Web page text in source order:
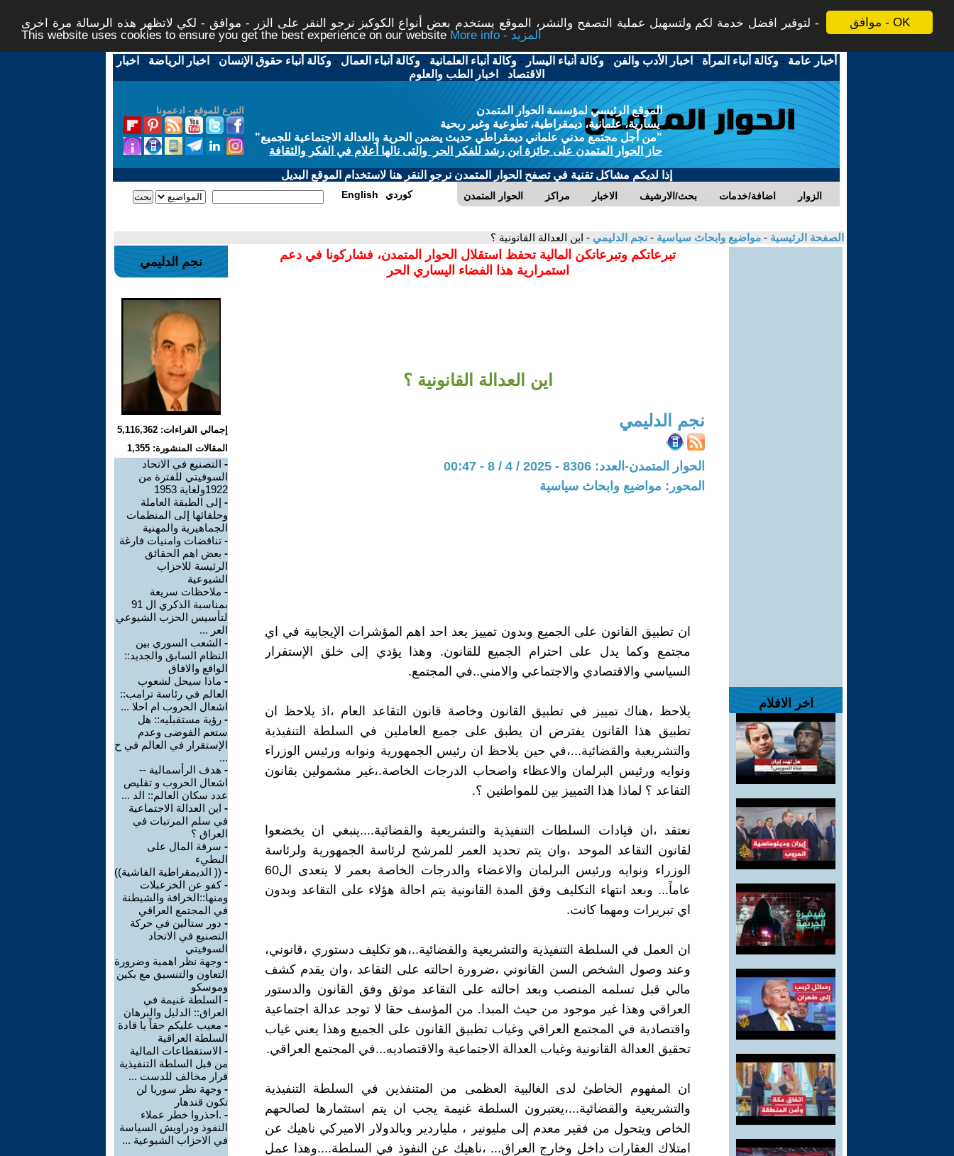
موافق - OK
لتوفير افضل خدمة لكم ولتسهيل عملية التصفح والنشر، الموقع يستخدم بعض أنواع الكوكيز نرجو النقر على الزر - موافق - لكي لاتظهر هذه الرسالة مرة اخرى -
This website uses cookies to ensure you get the best experience on our website
More info - المزيد
أخبار عامة -وكالة أنباء المرأة - اخبار الأدب والفن -وكالة أنباء اليسار -وكالة أنباء العلمانية -وكالة أنباء العمال -وكالة أنباء حقوق الإنسان - اخبار الرياضة - اخبار
الاقتصاد - اخبار الطب والعلوم
التبرع للموقع - ادعمونا
الموقع الرئيسي لمؤسسة الحوار المتمدن
يسارية، علمانية، ديمقراطية، تطوعية وغير ربحية
"من أجل مجتمع مدني علماني ديمقراطي حديث يضمن الحرية والعدالة الاجتماعية للجميع"
حاز الحوار المتمدن على جائزة ابن رشد للفكر الحر والتى نالها أعلام في الفكر والثقافة
إذا لديكم مشاكل تقنية في تصفح الحوار المتمدن نرجو النقر هنا لاستخدام الموقع البديل
الحوار المتمدن مراكز الاخبار بحث/الارشيف اضافة/خدمات الزوار English كوردي
الصفحة الرئيسية - مواضيع وابحاث سياسية - نجم الدليمي - اين العدالة القانونية ؟
اخر الافلام
تبرعاتكم وتبرعاتكن المالية تحفظ استقلال الحوار المتمدن، فشاركونا في دعم
استمرارية هذا الفضاء اليساري الحر
اين العدالة القانونية ؟
نجم الدليمي
الحوار المتمدن-العدد: 8306 - 2025 / 4 / 8 - 00:47
المحور: مواضيع وابحاث سياسية
ان تطبيق القانون على الجميع وبدون تمييز يعد احد اهم المؤشرات الإيجابية في اي
مجتمع وكما يدل على احترام الجميع للقانون. وهذا يؤدي إلى خلق الإستقرار
السياسي والاقتصادي والاجتماعي والامني..في المجتمع.
يلاحظ ،هناك تمييز في تطبيق القانون وخاصة قانون التقاعد العام ،اذ يلاحظ ان
تطبيق هذا القانون يفترض ان يطبق على جميع العاملين في السلطة التنفيذية
والتشريعية والقضائية...،في حين يلاحظ ان رئيس الجمهورية ونوابه ورئيس الوزراء
ونوايه ورئيس البرلمان والاعظاء واصحاب الدرجات الخاصة.،غير مشمولين بقانون
التقاعد ؟ لماذا هذا التمييز بين للمواطنين ؟.
نعتقد ،ان قيادات السلطات التنفيذية والتشريعية والقضائية....ينبغي ان يخضعوا
لقانون التقاعد الموحد ،وان يتم تحديد العمر للمرشح لرئاسة الجمهورية ولرئاسة
الوزراء ونوايه ورئيس البرلمان والاعضاء والدرجات الخاصة بعمر لا يتعدى ال60
عاماً... وبعد انتهاء التكليف وفق المدة القانونية يتم احالة هؤلاء على التقاعد وبدون
اي تبريرات ومهما كانت.
ان العمل في السلطة التنفيذية والتشريعية والقضائية..،هو تكليف دستوري ،قانوني،
وعند وصول الشخص السن القانوني ،ضرورة احالته على التقاعد ،وان يقدم كشف
مالي قبل تسلمه المنصب وبعد احالته على التقاعد موثق وفق القانون والدستور
العراقي وهذا غير موجود من حيث المبدا. من المؤسف حقا لا توجد عدالة اجتماعية
واقتصادية في المجتمع العراقي وغياب تطبيق القانون على الجميع وهذا يعني غياب
تحقيق العدالة القانونية وغياب العدالة الاجتماعية والاقتصاديه...في المجتمع العراقي.
ان المفهوم الخاطئ لدى الغالبية العظمى من المتنفذين في السلطة التنفيذية
والتشريعية والقضائية...،يعتبرون السلطة غنيمة يجب ان يتم استثمارها لصالحهم
الخاص ويتحول من فقير معدم إلى مليونير ، ملياردير وبالدولار الاميركي ناهيك عن
امتلاك العقارات داخل وخارج العراق... ،ناهيك عن النفوذ في السلطة....وهذا عمل
نجم الدليمي
إجمالي القراءات: 5,116,362
المقالات المنشورة: 1,355
- التصنيع في الاتحاد
السوفيتي للفترة من
1922ولغاية 1953
- إلى الطبقة العاملة
وحلفائها إلى المنظمات
الجماهيرية والمهنية
- تناقضات وامنيات فارغة
- بعض اهم الحقائق
الرئيسة للاحزاب
الشيوعية
- ملاحظات سريعة
بمناسبة الذكري ال 91
لتأسيس الحزب الشيوعي
العر ...
- الشعب السوري بين
النظام السابق والجديد::
الواقع والافاق
- ماذا سيحل لشعوب
العالم في رئاسة ترامب::
اشعال الحروب ام احلا ...
- رؤية مستقبليه:: هل
ستعم الفوضى وعدم
الإستقرار في العالم في ح
...
- هدف الرأسمالية --
اشعال الحروب و تقليص
عدد سكان العالم:: الد ...
- اين العدالة الاجتماعية
في سلم المرتبات في
العراق ؟
- سرقة المال على
البطيء
- (( الديمقراطية الفاشية))
-كفو عن الخزعبلات
ومنها::الخرافة والشيطنة
في المجتمع العراقي
- دور ستالين في حركة
التصنيع في الاتحاد
السوفيتي
- وجهة نظر اهمية وضرورة
التعاون والتنسيق مع بكين
وموسكو
- السلطة غنيمة في
العراق:: الدليل والبرهان
- معيب عليكم حقاً يا قادة
السلطة العراقية
- الاستقطاعات المالية
من قبل السلطة التنفيذية
قرار مخالف للدست ...
- وجهة نظر سوريا لن
تكون قندهار
- .احذروا خطر عملاء
النفوذ ودراويش السياسة
في الاحزاب الشيوعية ...